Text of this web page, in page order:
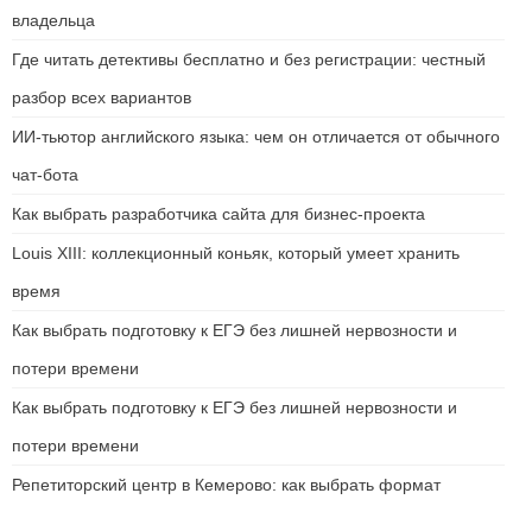
владельца
Где читать детективы бесплатно и без регистрации: честный
разбор всех вариантов
ИИ-тьютор английского языка: чем он отличается от обычного
чат-бота
Как выбрать разработчика сайта для бизнес-проекта
Louis XIII: коллекционный коньяк, который умеет хранить
время
Как выбрать подготовку к ЕГЭ без лишней нервозности и
потери времени
Как выбрать подготовку к ЕГЭ без лишней нервозности и
потери времени
Репетиторский центр в Кемерово: как выбрать формат